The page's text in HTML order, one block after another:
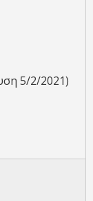
5/2/2021)